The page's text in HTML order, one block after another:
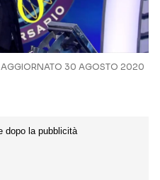
INTERVISTE
RUBRICHE
AGGIORNATO 30 AGOSTO 2020